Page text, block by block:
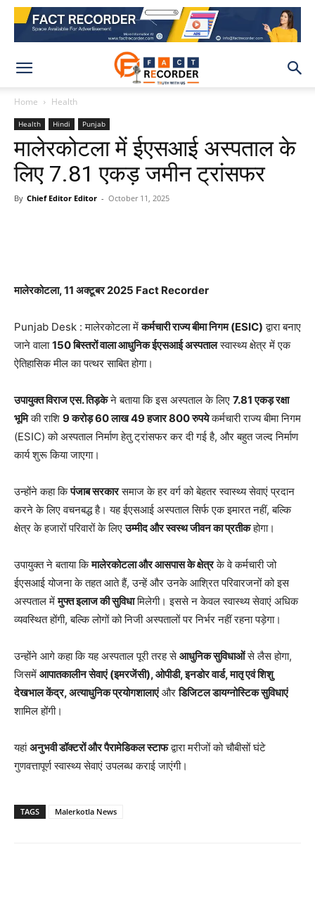
Home Health
Health Hindi Punjab
मालेरकोटला में ईएसआई अस्पताल के
लिए 7.81 एकड़ जमीन ट्रांसफर
By Chief Editor Editor - October 11, 2025
मालेरकोटला, 11 अक्टूबर 2025 Fact Recorder
Punjab Desk : मालेरकोटला मेंकर्मचारी राज्य बीमा निगम (ESIC) द्वारा बनाए
जाने वाला150 बिस्तरों वाला आधुनिक ईएसआई अस्पतालस्वास्थ्य क्षेत्र में एक
ऐतिहासिक मील का पत्थर साबित होगा।
उपायुक्त विराज एस. तिड़केने बताया कि इस अस्पताल के लिए 7.81 एकड़ रक्षा
भूमिकी राशि 9 करोड़ 60 लाख 49 हजार 800 रुपयेकर्मचारी राज्य बीमा निगम
(ESIC) को अस्पताल निर्माण हेतु ट्रांसफर कर दी गई है, और बहुत जल्द निर्माण
कार्य शुरू किया जाएगा।
उन्होंने कहा किपंजाब सरकारसमाज के हर वर्ग को बेहतर स्वास्थ्य सेवाएं प्रदान
करने के लिए वचनबद्ध है। यह ईएसआई अस्पताल सिर्फ एक इमारत नहीं, बल्कि
क्षेत्र के हजारों परिवारों के लिएउम्मीद और स्वस्थ जीवन का प्रतीकहोगा।
उपायुक्त ने बताया किमालेरकोटला और आसपास के क्षेत्रके वे कर्मचारी जो
ईएसआई योजना के तहत आते हैं, उन्हें और उनके आश्रित परिवारजनों को इस
अस्पताल मेंमुफ्त इलाज की सुविधामिलेगी। इससे न केवल स्वास्थ्य सेवाएं अधिक
व्यवस्थित होंगी, बल्कि लोगों को निजी अस्पतालों पर निर्भर नहीं रहना पड़ेगा।
उन्होंने आगे कहा कि यह अस्पताल पूरी तरह सेआधुनिक सुविधाओंसे लैस होगा,
जिसमें आपातकालीन सेवाएं (इमरजेंसी), ओपीडी, इनडोर वार्ड, मातृ एवं शिशु
देखभाल केंद्र, अत्याधुनिक प्रयोगशालाएंऔरडिजिटल डायग्नोस्टिक सुविधाएं
शामिल होंगी।
यहांअनुभवी डॉक्टरों और पैरामेडिकल स्टाफद्वारा मरीजों को चौबीसों घंटे
गुणवत्तापूर्ण स्वास्थ्य सेवाएं उपलब्ध कराई जाएंगी।
TAGS Malerkotla News